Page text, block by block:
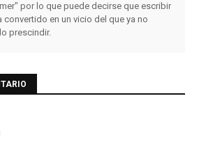
por lo que puede decirse que escribir
convertido en un vicio del que ya no
prescindir.